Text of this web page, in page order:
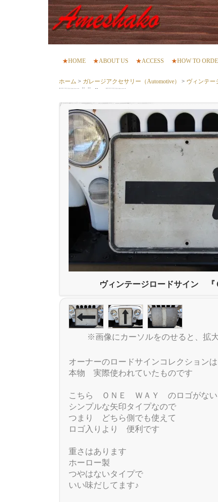
★HOME ★ABOUT US ★ACCESS ★HOW TO
ホーム > ガレージアクセサリー（Automotive） > ヴィンテ
ヴィンテージロードサイン
※画像にカーソルをのせると、拡
オーナーのロードサインコレクションは
本物 実際使われていたものです
こちら ＯＮＥ ＷＡＹ のロゴがない
シンプルな矢印タイプなので
つまり どちら側でも使えて
ロゴ入りより 便利です
重さはあります
ホーロー製
つやはないタイプで
いい味だしてます♪